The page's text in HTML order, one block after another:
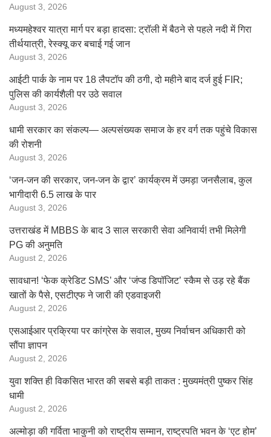
August 3, 2026
मध्यमहेश्वर यात्रा मार्ग पर बड़ा हादसा: ट्रॉली में बैठने से पहले नदी में गिरा
तीर्थयात्री, रेस्क्यू कर बचाई गई जान
August 3, 2026
आईटी पार्क के नाम पर 18 लैपटॉप की ठगी, दो महीने बाद दर्ज हुई FIR;
पुलिस की कार्यशैली पर उठे सवाल
August 3, 2026
धामी सरकार का संकल्प— अल्पसंख्यक समाज के हर वर्ग तक पहुंचे विकास
की रोशनी
August 3, 2026
‘जन-जन की सरकार, जन-जन के द्वार’ कार्यक्रम में उमड़ा जनसैलाब, कुल
भागीदारी 6.5 लाख के पार
August 3, 2026
उत्तराखंड में MBBS के बाद 3 साल सरकारी सेवा अनिवार्य! तभी मिलेगी
PG की अनुमति
August 2, 2026
सावधान! ‘फेक क्रेडिट SMS’ और ‘जंप्ड डिपॉजिट’ स्कैम से उड़ रहे बैंक
खातों के पैसे, एसटीएफ ने जारी की एडवाइजरी
August 2, 2026
एसआईआर प्रक्रिया पर कांग्रेस के सवाल, मुख्य निर्वाचन अधिकारी को
सौंपा ज्ञापन
August 2, 2026
युवा शक्ति ही विकसित भारत की सबसे बड़ी ताकत : मुख्यमंत्री पुष्कर सिंह
धामी
August 2, 2026
अल्मोड़ा की गर्विता भाकुनी को राष्ट्रीय सम्मान, राष्ट्रपति भवन के ‘एट होम’